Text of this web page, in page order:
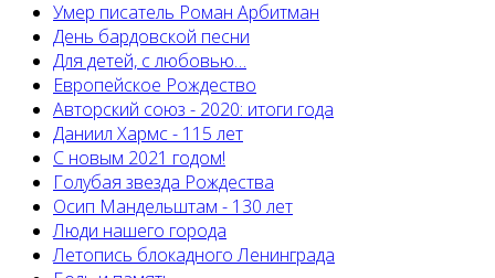
Умер писатель Роман Арбитман
День бардовской песни
Для детей, с любовью…
Европейскоe Рождество
Авторский союз - 2020: итоги года
Даниил Хармс - 115 лет
С новым 2021 годом!
Голубая звезда Рождества
Осип Мандельштам - 130 лет
Люди нашего города
Летопись блокадного Ленинграда